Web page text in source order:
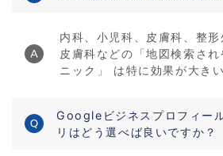
内科、小児科、皮膚科、整
皮膚科などの「地図検索さ
ニック」 は特に効果が大き
Googleビジネスプロフィー
リはどう選べば良いですか？